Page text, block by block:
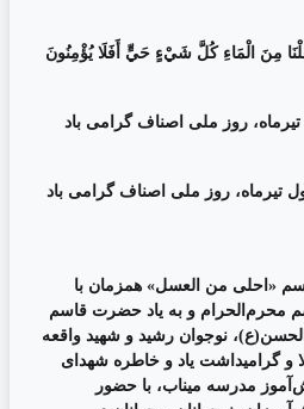
مِنَ الْمَاءِ كُلَّ شَيْءٍ حَيٍّ أَفَلَا يُؤْمِنُونَ
تیرماه، روز ملی اصناف گرامی باد
تیرماه، روز ملی اصناف گرامی باد
«احلی من العسل» همزمان با
محرم‌الحرام و به یاد حضرت قاسم
نوجوان رشید و شهید واقعه
و گرامیداشت یاد و خاطره شهدای
مدرسه میناب، با حضور